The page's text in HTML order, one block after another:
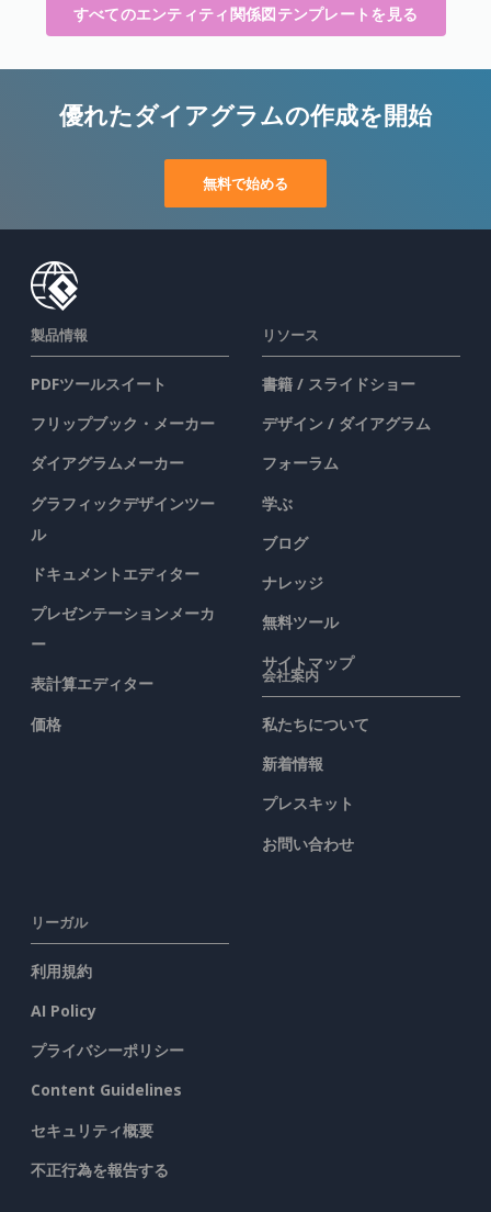
すべてのエンティティ関係図テンプレートを見る
優れたダイアグラムの作成を開始
無料で始める
製品情報
PDFツールスイート
フリップブック・メーカー
ダイアグラムメーカー
グラフィックデザインツー
ル
ドキュメントエディター
プレゼンテーションメーカ
ー
表計算エディター
価格
リソース
書籍 / スライドショー
デザイン / ダイアグラム
フォーラム
学ぶ
ブログ
ナレッジ
無料ツール
サイトマップ
会社案内
私たちについて
新着情報
プレスキット
お問い合わせ
リーガル
利用規約
AI Policy
プライバシーポリシー
Content Guidelines
セキュリティ概要
不正行為を報告する